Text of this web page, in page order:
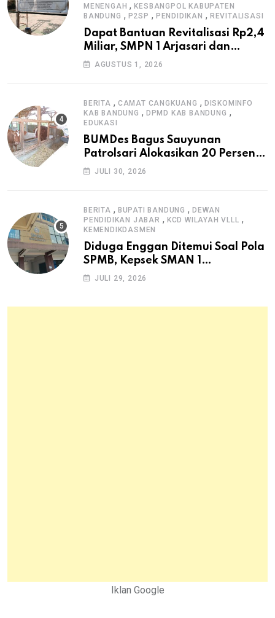
MENENGAH ,KESBANGPOL KABUPATEN
BANDUNG , P2SP , PENDIDIKAN , REVITALISASI
Dapat Bantuan Revitalisasi Rp2,4
Miliar, SMPN 1 Arjasari dan
Masyarakat Sambut Antusias
AGUSTUS 1, 2026
BERITA , CAMAT CANGKUANG , DISKOMINFO
KAB BANDUNG , DPMD KAB BANDUNG ,
EDUKASI
BUMDes Bagus Sauyunan
Patrolsari Alokasikan 20 Persen
Dana Desa untuk Ketahanan
JULI 30, 2026
BERITA , BUPATI BANDUNG ,DEWAN
PENDIDIKAN JABAR , KCD WILAYAH VLLL ,
KEMENDIKDASMEN
Diduga Enggan Ditemui Soal Pola
SPMB, Kepsek SMAN 1
Dayeuhkolot Dikeluhkan Orang
JULI 29, 2026
Iklan Google